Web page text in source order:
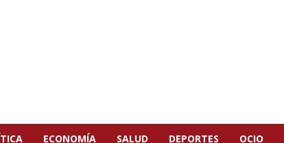
ECONOMÍA SALUD DEPORTES OCIO